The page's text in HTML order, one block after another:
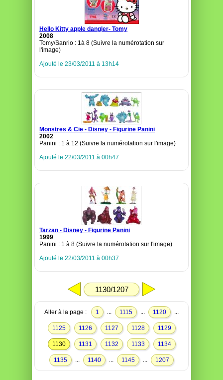
Hello Kitty apple dangler- Tomy
2008
Tomy/Sanrio : 1à 8 (Suivre la numérotation sur
l'image)
Ajouté le 23/03/2011 à 13h14
Monstres & Cie - Disney - Figurine Panini
2002
Panini : 1 à 12 (Suivre la numérotation sur l'image)
Ajouté le 22/03/2011 à 00h47
Tarzan - Disney - Figurine Panini
1999
Panini : 1 à 8 (Suivre la numérotation sur l'image)
Ajouté le 22/03/2011 à 00h37
1130/1207
Aller à la page : 1 ... 1115 ... 1120 ...
1125 1126 1127 1128 1129
1130 1131 1132 1133 1134
1135 ... 1140 ... 1145 ... 1207